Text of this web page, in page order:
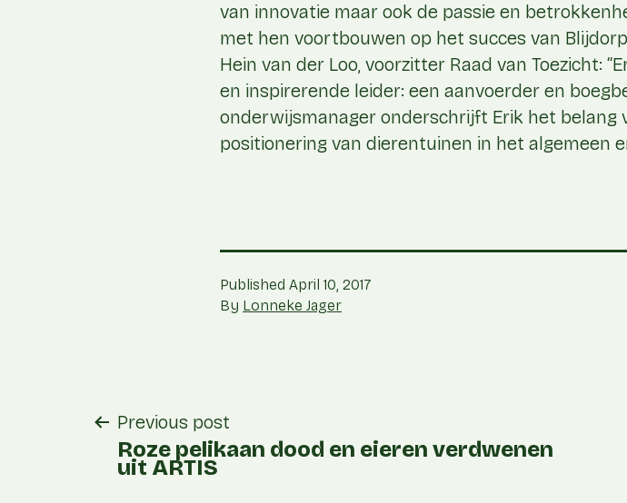
van innovatie maar ook de passie en
met hen voortbouwen op het succes van
Hein van der Loo, voorzitter Raad van Toezicht:
en inspirerende leider: een aanvoerder en
onderwijsmanager onderschrijft Erik het belang
positionering van dierentuinen in het algemeen
Published April 10, 2017
By Lonneke Jager
post
navigation
Previous post
Roze pelikaan dood en eieren verdwenen
uit ARTIS